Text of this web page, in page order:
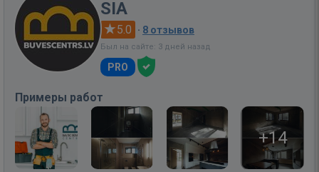
SIA
5.0 · 8 отзывов
Был на сайте: 3 дней назад
PRO
Примеры работ
+14